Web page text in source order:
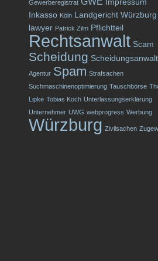
Gewerberegistrat
Impressum
Inkasso Köln Landgericht Würzburg
lawyer Patrick Zilm Pflichtteil
Rechtsanwalt Scam
Scheidung Scheidungsanwalt
Agentur Spam Strafsachen
Suchmaschinenoptimierung Tauschbörse
Lipke Tobias Koch Unterlassungserklärung
Unternehmer UWG webprogress Werbung
Würzburg Zivilsachen